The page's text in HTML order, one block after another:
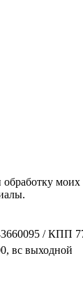
/ КПП
вс выходной